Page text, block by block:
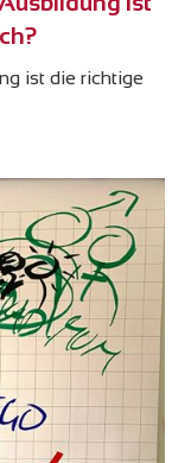
ist die richtige